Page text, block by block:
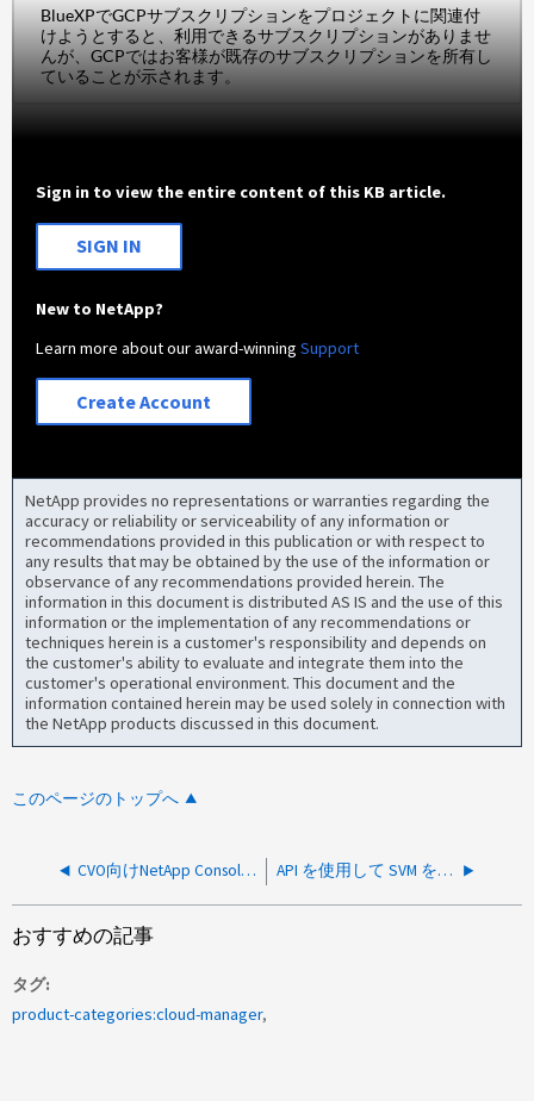
BlueXPでGCPサブスクリプションをプロジェクトに関連付
けようとすると、利用できるサブスクリプションがありませ
んが、GCPではお客様が既存のサブスクリプションを所有し
ていることが示されます。
Sign in to view the entire content of this KB article.
SIGN IN
New to NetApp?
Learn more about our award-winningSupport
Create Account
NetApp provides no representations or warranties regarding the
accuracy or reliability or serviceability of any information or
recommendations provided in this publication or with respect to
any results that may be obtained by the use of the information or
observance of any recommendations provided herein. The
information in this document is distributed AS IS and the use of this
information or the implementation of any recommendations or
techniques herein is a customer's responsibility and depends on
the customer's ability to evaluate and integrate them into the
customer's operational environment. This document and the
information contained herein may be used solely in connection with
the NetApp products discussed in this document.
このページのトップへ
CVO向けNetApp ConsoleからSystem Managerにアクセスできない API を使用して SVM を作成できません
おすすめの記事
タグ
product-categories:cloud-manager